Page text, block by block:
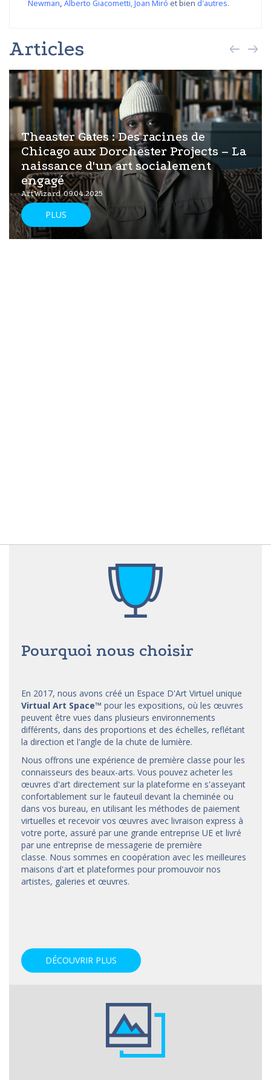
Newman, Alberto Giacometti,Joan Miró et bien d'autres.
Articles
Theaster Gates : Des racines de
Chicago aux Dorchester Projects – La
naissance d'un art socialement
engagé
ArtWizard 09.04.2025
PLUS
Pourquoi nous choisir
En 2017, nous avons créé un Espace D'Art Virtuel unique
Virtual Art Space™ pour les expositions, où les œuvres
peuvent être vues dans plusieurs environnements
différents, dans des proportions et des échelles, reflétant
la direction et l'angle de la chute de lumière.
Nous offrons une expérience de première classe pour les
connaisseurs des beaux-arts. Vous pouvez acheter les
œuvres d'art directement sur la plateforme en s'asseyant
confortablement sur le fauteuil devant la cheminée ou
dans vos bureau, en utilisant les méthodes de paiement
virtuelles et recevoir vos œuvres avec livraison express à
votre porte, assuré par une grande entreprise UE et livré
par une entreprise de messagerie de première
classe. Nous sommes en coopération avec les meilleures
maisons d'art et plateformes pour promouvoir nos
artistes, galeries et œuvres.
DÉCOUVRIR PLUS